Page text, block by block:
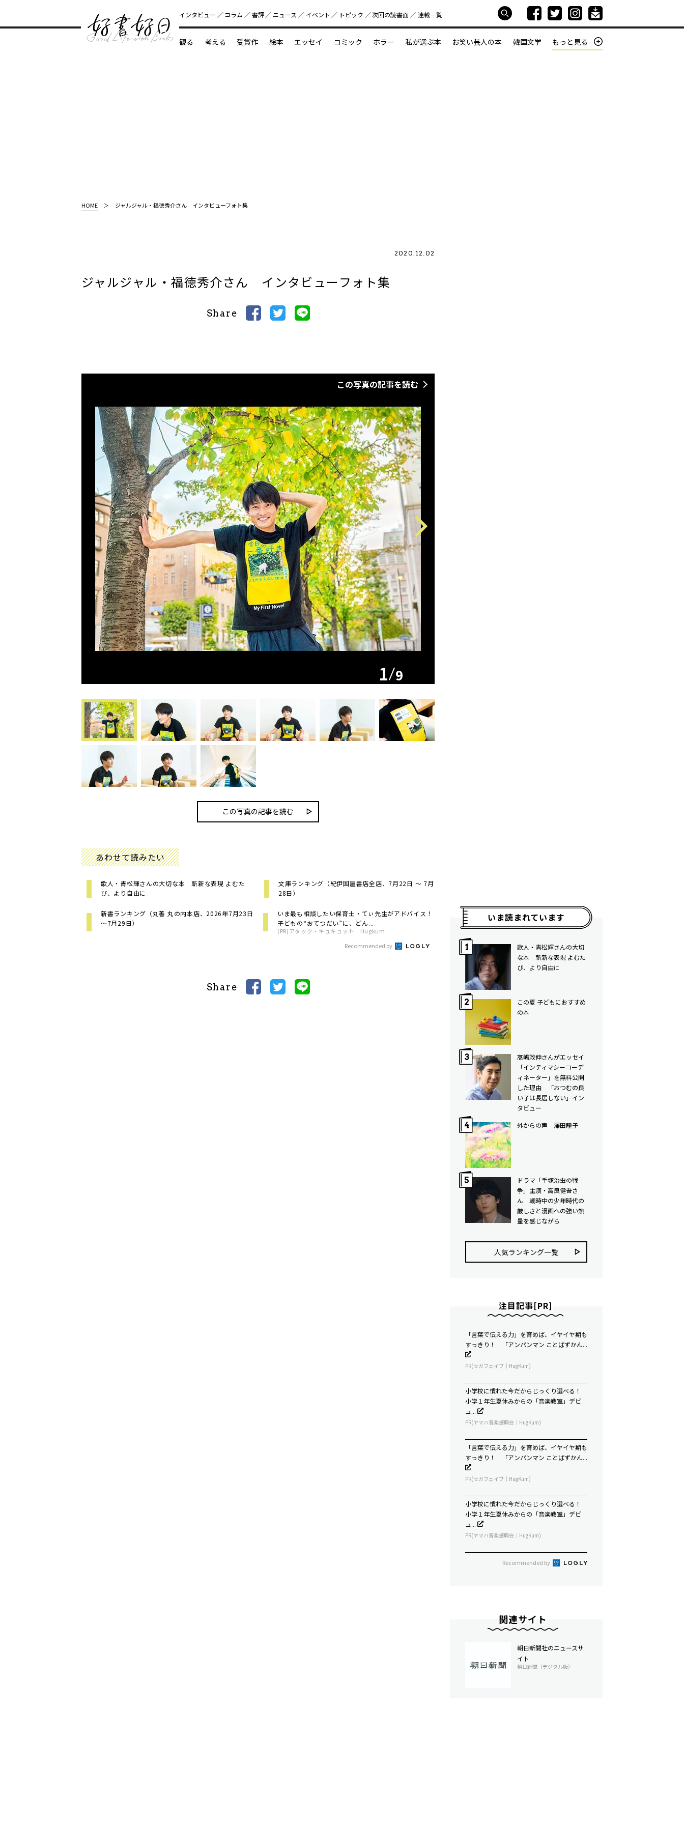
好書好日
インタビュー コラム 書評 ニュース イベント トピック 次回の読書⾯ 連載一覧
観る 考える 受賞作 絵本 エッセイ コミック ホラー 私が選ぶ本 お笑い芸人の本 韓国文学 もっと見る
HOME ジャルジャル・福徳秀介さん インタビューフォト集
2020.12.02
ジャルジャル・福徳秀介さん インタビューフォト集
Share
この写真の記事を読む
Previous Next
1 9
この写真の記事を読む
あわせて読みたい
歌人・青松輝さんの大切な本 斬新な表現 よむた
び、より自由に
文庫ランキング（紀伊国屋書店全店、7月22日 ～ 7月
28日）
新書ランキング（丸善 丸の内本店、2026年7月23日
～7月29日）
いま最も相談したい保育士・てぃ先生がアドバイス！
子どもの“おてつだい”に、どん...
(PR)アタック・キュキュット｜Hugkum
Recommended by
Share
いま読まれています
歌人・青松輝さんの大切
な本 斬新な表現 よむた
び、より自由に
この夏 子どもにおすすめ
の本
髙嶋政伸さんがエッセイ
「インティマシーコーデ
ィネーター」を無料公開
した理由 「おつむの良
い子は長居しない」イン
タビュー
外からの声 澤田瞳子
ドラマ「手塚治虫の戦
争」主演・高良健吾さ
ん 戦時中の少年時代の
厳しさと漫画への強い熱
量を感じながら
人気ランキング⼀覧
注目記事[PR]
「言葉で伝える力」を育めば、イヤイヤ期も
すっきり！ 「アンパンマン ことばずかん...
PR(セガフェイブ｜HugKum)
小学校に慣れた今だからじっくり選べる！
小学１年生夏休みからの「音楽教室」デビ
ュ...
PR(ヤマハ音楽振興会｜HugKum)
「言葉で伝える力」を育めば、イヤイヤ期も
すっきり！ 「アンパンマン ことばずかん...
PR(セガフェイブ｜HugKum)
小学校に慣れた今だからじっくり選べる！
小学１年生夏休みからの「音楽教室」デビ
ュ...
PR(ヤマハ音楽振興会｜HugKum)
Recommended by
関連サイト
朝日新聞社のニュースサ
イト
朝日新聞（デジタル版）